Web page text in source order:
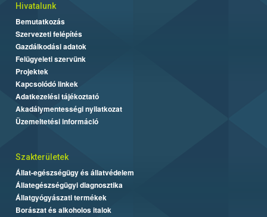
Hivatalunk
Bemutatkozás
Szervezeti felépítés
Gazdálkodási adatok
Felügyeleti szervünk
Projektek
Kapcsolódó linkek
Adatkezelési tájékoztató
Akadálymentességi nyilatkozat
Üzemeltetési információ
Szakterületek
Állat-egészségügy és állatvédelem
Állategészségügyi diagnosztika
Állatgyógyászati termékek
Borászat és alkoholos italok